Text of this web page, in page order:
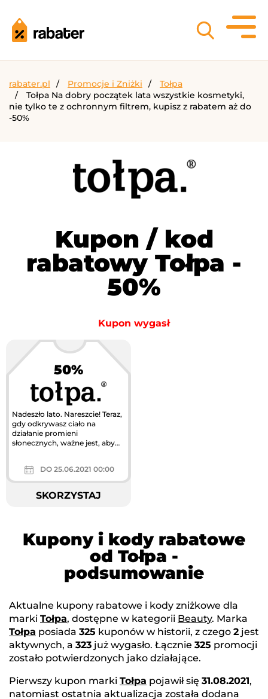
rabater.pl Promocje i Zniżki
Tołpa
Tołpa Na dobry początek lata wszystkie kosmetyki,
nie tylko te z ochronnym filtrem, kupisz z rabatem aż do
-50%
Kupon / kod
rabatowy Tołpa -
50%
Kupon wygasł
50%
Nadeszło lato. Nareszcie! Teraz,
gdy odkrywasz ciało na
działanie promieni
słonecznych, ważne jest, aby
DO 25.06.2021 00:00
SKORZYSTAJ
Kupony i kody rabatowe
od Tołpa -
podsumowanie
Aktualne kupony rabatowe i kody zniżkowe dla
marki Tołpa, dostępne w kategorii Beauty. Marka
Tołpa posiada 325 kuponów w historii, z czego 2 jest
aktywnych, a 323 już wygasło. Łącznie 325 promocji
zostało potwierdzonych jako działające.
Pierwszy kupon marki Tołpa pojawił się 31.08.2021,
natomiast ostatnia aktualizacja została dodana